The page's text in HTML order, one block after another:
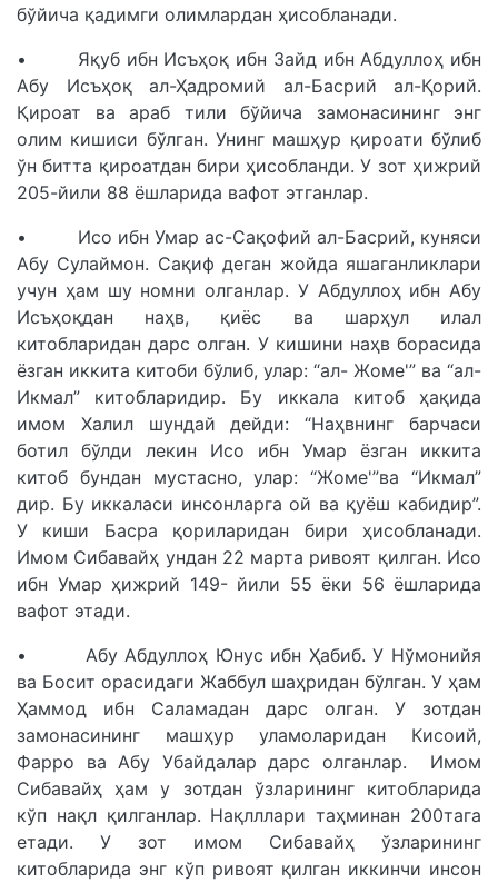
бўйича қадимги олимлардан ҳисобланади.
• Яқуб ибн Исъҳоқ ибн Зайд ибн Абдуллоҳ ибн
Абу Исъҳоқ ал-Ҳадромий ал-Басрий ал-Қорий.
Қироат ва араб тили бўйича замонасининг энг
олим кишиси бўлган. Унинг машҳур қироати бўлиб
ўн битта қироатдан бири ҳисобланди. У зот ҳижрий
205-йили 88 ёшларида вафот этганлар.
• Исо ибн Умар ас-Сақофий ал-Басрий, куняси
Абу Сулаймон. Сақиф деган жойда яшаганликлари
учун ҳам шу номни олганлар. У Абдуллоҳ ибн Абу
Исъҳоқдан наҳв, қиёс ва шарҳул илал
китобларидан дарс олган. У кишини наҳв борасида
ёзган иккита китоби бўлиб, улар: “ал- Жоме'” ва “ал-
Икмал” китобларидир. Бу иккала китоб ҳақида
имом Халил шундай дейди: “Наҳвнинг барчаси
ботил бўлди лекин Исо ибн Умар ёзган иккита
китоб бундан мустасно, улар: “Жоме'”ва “Икмал”
дир. Бу иккаласи инсонларга ой ва қуёш кабидир”.
У киши Басра қориларидан бири ҳисобланади.
Имом Сибавайҳ ундан 22 марта ривоят қилган. Исо
ибн Умар ҳижрий 149- йили 55 ёки 56 ёшларида
вафот этади.
• Абу Абдуллоҳ Юнус ибн Ҳабиб. У Нўмонийя
ва Босит орасидаги Жаббул шаҳридан бўлган. У ҳам
Ҳаммод ибн Саламадан дарс олган. У зотдан
замонасининг машҳур уламоларидан Кисоий,
Фарро ва Абу Убайдалар дарс олганлар. Имом
Сибавайҳ ҳам у зотдан ўзларининг китобларида
кўп нақл қилганлар. Нақлллари таҳминан 200тага
етади. У зот имом Сибавайҳ ўзларининг
китобларида энг кўп ривоят қилган иккинчи инсон